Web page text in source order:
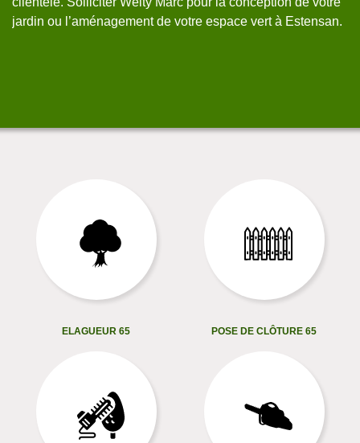
jardin ou l’aménagement de votre espace vert à Estensan.
ELAGUEUR 65 POSE DE CLÔTURE 65